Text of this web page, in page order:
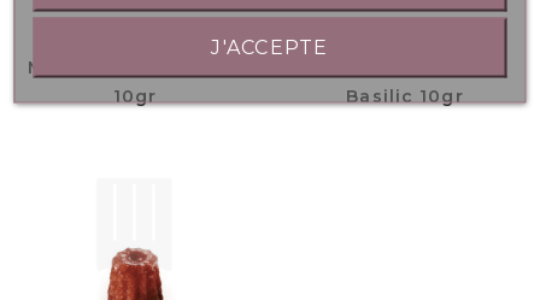
Mini Canelé Piperade
10gr
Basilic 10gr
J'ACCEPTE